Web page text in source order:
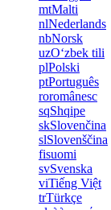
mtMalti
nlNederlands
nbNorsk
uzOʻzbek tili
plPolski
ptPortuguês
roromânesc
sqShqipe
skSlovenčina
slSlovenščina
fisuomi
svSvenska
viTiếng Việt
trTürkçe